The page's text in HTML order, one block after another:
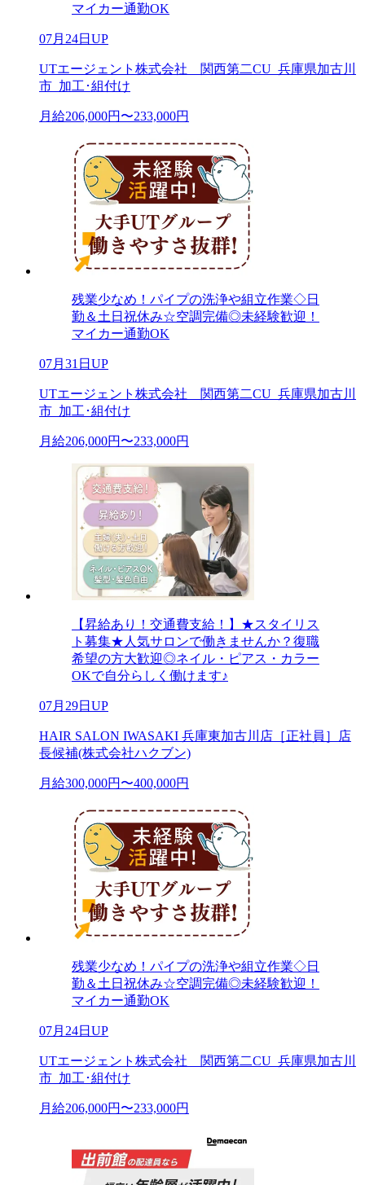
マイカー通勤OK
07月24日UP
UTエージェント株式会社 関西第二CU_兵庫県加古川
市_加工･組付け
月給206,000円〜233,000円
残業少なめ！パイプの洗浄や組立作業◇日
勤＆土日祝休み☆空調完備◎未経験歓迎！
マイカー通勤OK
07月31日UP
UTエージェント株式会社 関西第二CU_兵庫県加古川
市_加工･組付け
月給206,000円〜233,000円
【昇給あり！交通費支給！】★スタイリス
ト募集★人気サロンで働きませんか？復職
希望の方大歓迎◎ネイル・ピアス・カラー
OKで自分らしく働けます♪
07月29日UP
HAIR SALON IWASAKI 兵庫東加古川店［正社員］店
長候補(株式会社ハクブン)
月給300,000円〜400,000円
残業少なめ！パイプの洗浄や組立作業◇日
勤＆土日祝休み☆空調完備◎未経験歓迎！
マイカー通勤OK
07月24日UP
UTエージェント株式会社 関西第二CU_兵庫県加古川
市_加工･組付け
月給206,000円〜233,000円